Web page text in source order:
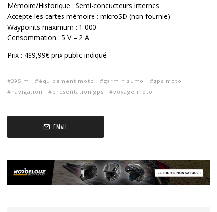
Mémoire/Historique : Semi-conducteurs internes
Accepte les cartes mémoire : microSD (non fournie)
Waypoints maximum : 1 000
Consommation : 5 V – 2 A
Prix : 499,99€ prix public indiqué
395lm équipement moto garmin zumo
gps moto
navigation
presentation gps voyage moto
EMAIL